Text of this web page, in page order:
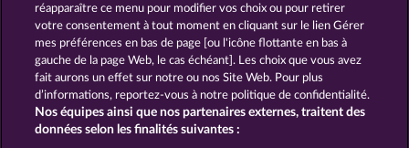
Beautiful Nature King of the Jungle
CGU Charte de confidentialité
Mentions légales Société
réapparaître ce menu pour modifier vos choix ou pour retirer
votre consentement à tout moment en cliquant sur le lien Gérer
mes préférences en bas de page [ou l'icône flottante en bas à
gauche de la page Web, le cas échéant]. Les choix que vous avez
fait aurons un effet sur notre ou nos Site Web. Pour plus
d’informations, reportez-vous à notre politique de confidentialité.
Nos équipes ainsi que nos partenaires externes, traitent des
données selon les finalités suivantes :